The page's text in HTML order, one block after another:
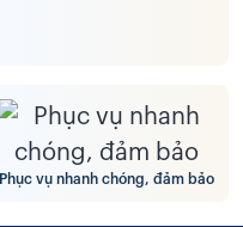
Phục vụ nhanh chóng, đảm bảo